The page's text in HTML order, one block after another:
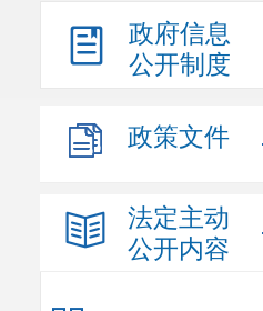
政府信息
公开制度
政策文件
法定主动
公开内容